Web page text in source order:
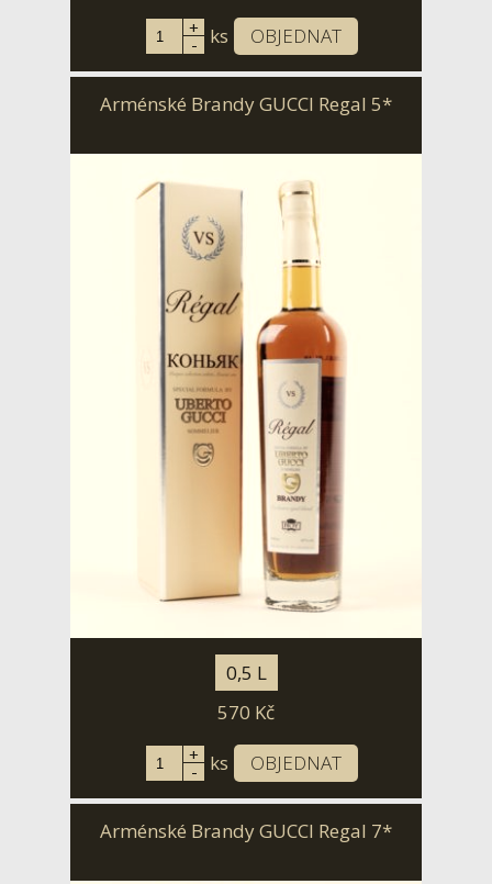
+
- ks OBJEDNAT
Arménské Brandy GUCCI Regal 5*
0,5 L
570 Kč
+
- ks OBJEDNAT
Arménské Brandy GUCCI Regal 7*